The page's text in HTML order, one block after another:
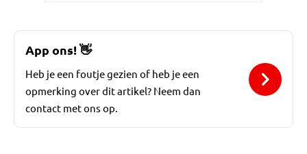
App ons!👋
Heb je een foutje gezien of heb je een
opmerking over dit artikel? Neem dan
contact met ons op.